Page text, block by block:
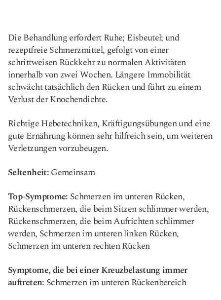
Die Behandlung erfordert Ruhe; Eisbeutel; und
rezeptfreie Schmerzmittel, gefolgt von einer
schrittweisen Rückkehr zu normalen Aktivitäten
innerhalb von zwei Wochen. Längere Immobilität
schwächt tatsächlich den Rücken und führt zu einem
Verlust der Knochendichte.
Richtige Hebetechniken, Kräftigungsübungen und eine
gute Ernährung können sehr hilfreich sein, um weiteren
Verletzungen vorzubeugen.
Seltenheit:Gemeinsam
Top-Symptome: Schmerzen im unteren Rücken,
Rückenschmerzen, die beim Sitzen schlimmer werden,
Rückenschmerzen, die beim Aufrichten schlimmer
werden, Schmerzen im unteren linken Rücken,
Schmerzen im unteren rechten Rücken
Symptome, die bei einer Kreuzbelastung immer
auftreten: Schmerzen im unteren Rückenbereich